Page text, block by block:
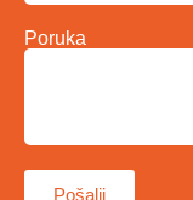
Poruka
Pošalji